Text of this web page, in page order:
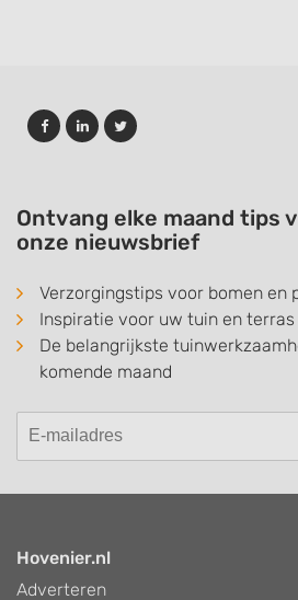
Ontvang elke maand tips
onze nieuwsbrief
Verzorgingstips voor bomen en
Inspiratie voor uw tuin en terras
De belangrijkste
komende maand
Hovenier.nl
Adverteren